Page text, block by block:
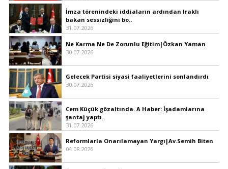
İmza törenindeki iddiaların ardından Iraklı
bakan sessizliğini bo..
31.07.2026
Ne Karma Ne De Zorunlu Eğitim|Özkan Yaman
30.07.2026
Gelecek Partisi siyasi faaliyetlerini sonlandırdı
30.07.2026
Cem Küçük gözaltında. A Haber: İşadamlarına
şantaj yaptı..
31.07.2026
Reformlarla Onarılamayan Yargı|Av.Semih Biten
04.08.2026